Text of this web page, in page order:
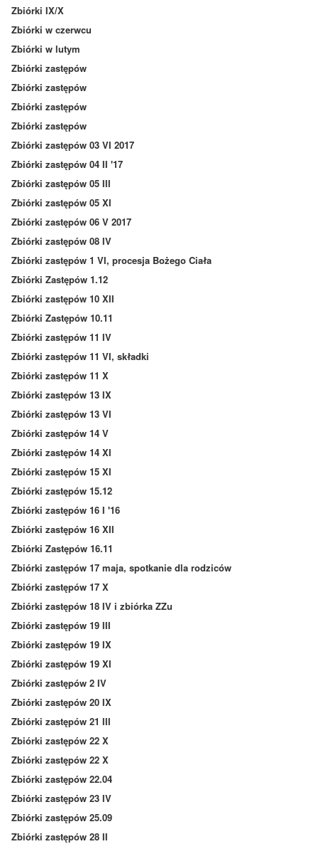
Zbiórki IX/X
Zbiórki w czerwcu
Zbiórki w lutym
Zbiórki zastępów
Zbiórki zastępów
Zbiórki zastępów
Zbiórki zastępów
Zbiórki zastępów 03 VI 2017
Zbiórki zastępów 04 II '17
Zbiórki zastępów 05 III
Zbiórki zastępów 05 XI
Zbiórki zastępów 06 V 2017
Zbiórki zastępów 08 IV
Zbiórki zastępów 1 VI, procesja Bożego Ciała
Zbiórki Zastępów 1.12
Zbiórki zastępów 10 XII
Zbiórki Zastępów 10.11
Zbiórki zastępów 11 IV
Zbiórki zastępów 11 VI, składki
Zbiórki zastępów 11 X
Zbiórki zastępów 13 IX
Zbiórki zastępów 13 VI
Zbiórki zastępów 14 V
Zbiórki zastępów 14 XI
Zbiórki zastępów 15 XI
Zbiórki zastępów 15.12
Zbiórki zastępów 16 I '16
Zbiórki zastępów 16 XII
Zbiórki Zastępów 16.11
Zbiórki zastępów 17 maja, spotkanie dla rodziców
Zbiórki zastępów 17 X
Zbiórki zastępów 18 IV i zbiórka ZZu
Zbiórki zastępów 19 III
Zbiórki zastępów 19 IX
Zbiórki zastępów 19 XI
Zbiórki zastępów 2 IV
Zbiórki zastępów 20 IX
Zbiórki zastępów 21 III
Zbiórki zastępów 22 X
Zbiórki zastępów 22 X
Zbiórki zastępów 22.04
Zbiórki zastępów 23 IV
Zbiórki zastępów 25.09
Zbiórki zastępów 28 II